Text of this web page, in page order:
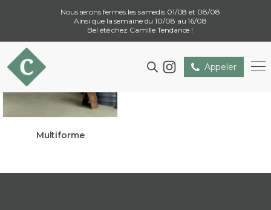
Nous serons fermés les samedis 01/08 et 08/08
Ainsi que la semaine du 10/08 au 16/08
Bel été chez Camille Tendance !
Appeler
Multiforme